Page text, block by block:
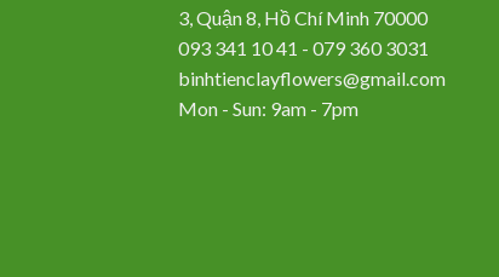
3, Quận 8, Hồ Chí Minh 70000
093 341 10 41 - 079 360 3031
binhtienclayflowers@gmail.com
Mon - Sun: 9am - 7pm